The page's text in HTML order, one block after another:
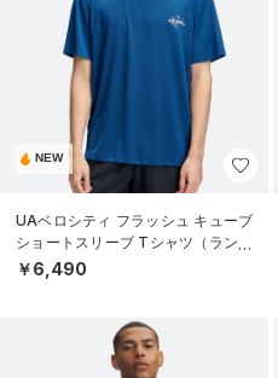
NEW
UAベロシティ フラッシュ キューブ
ショートスリーブ Tシャツ（ランニ
ング/MEN）
￥6,490